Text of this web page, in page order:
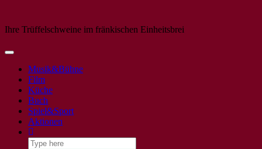
Ihre Trüffelschweine im fränkischen Einheitsbrei
Toggle
NavigationMusik&Bühne
Film
Küche
Buch
Spiel&Sport
Aktionen